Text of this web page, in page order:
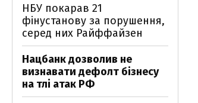
НБУ покарав 21
фінустанову за порушення,
серед них Райффайзен
Нацбанк дозволив не
визнавати дефолт бізнесу
на тлі атак РФ